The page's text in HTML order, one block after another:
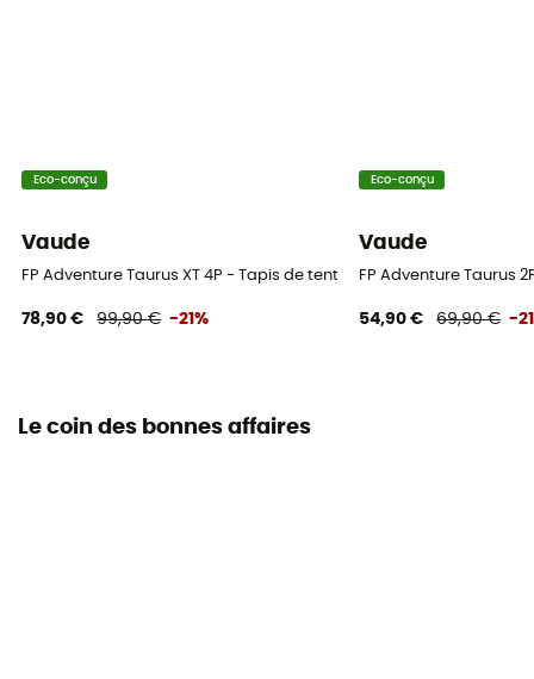
Eco-conçu
Vaude
FP Adventure Taurus XT 4P - Tapis de tente
78,90 € 99,90 € -21%
Eco-conçu
Vaude
FP Adventure Taurus
54,90 € 69,90 € -
Le coin des bonnes affaires